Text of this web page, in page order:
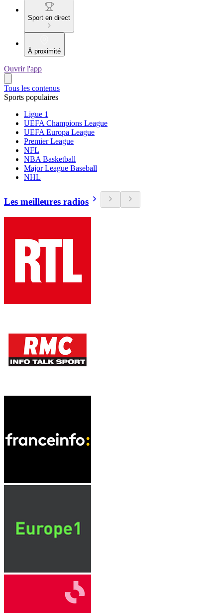
Sport en direct
À proximité
Ouvrir l'app
Tous les contenus
Sports populaires
Ligue 1
UEFA Champions League
UEFA Europa League
Premier League
NFL
NBA Basketball
Major League Baseball
NHL
Les meilleures radios